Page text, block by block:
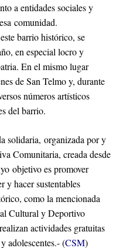
a entidades sociales y
comunidad.
barrio histórico, se
en especial locro y
En el mismo lugar
de San Telmo y, durante
números artísticos
del barrio.
solidaria, organizada por y
Comunitaria, creada desde
objetivo es promover
y hacer sustentables
como la mencionada
Cultural y Deportivo
actividades gratuitas
adolescentes.- (CSM)